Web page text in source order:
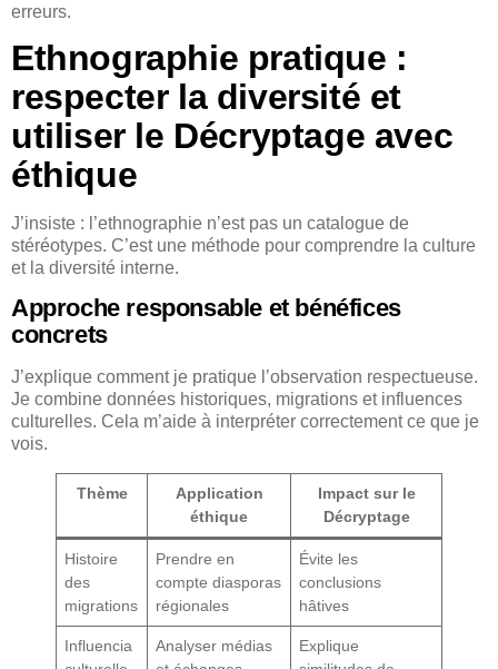
erreurs.
Ethnographie pratique :
respecter la diversité et
utiliser le Décryptage avec
éthique
J’insiste : l’ethnographie n’est pas un catalogue de
stéréotypes. C’est une méthode pour comprendre la culture
et la diversité interne.
Approche responsable et bénéfices
concrets
J’explique comment je pratique l’observation respectueuse.
Je combine données historiques, migrations et influences
culturelles. Cela m’aide à interpréter correctement ce que je
vois.
Thème
Application
éthique
Impact sur le
Décryptage
Histoire
des
migrations
Prendre en
compte diasporas
régionales
Évite les
conclusions
hâtives
Influencia
Analyser médias
Explique